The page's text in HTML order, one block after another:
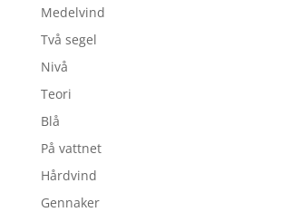
Medelvind
Två segel
Nivå
Teori
Blå
På vattnet
Hårdvind
Gennaker